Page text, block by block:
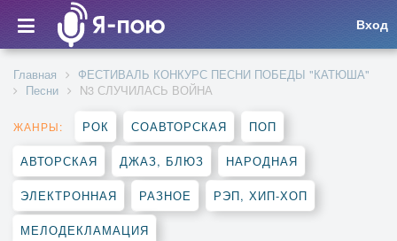
Вход
Главная
ФЕСТИВАЛЬ КОНКУРС ПЕСНИ ПОБЕДЫ "КАТЮША"
Песни
N3 СЛУЧИЛАСЬ ВОЙНА
ЖАНРЫ: РОК СОАВТОРСКАЯ ПОП
АВТОРСКАЯ ДЖАЗ, БЛЮЗ НАРОДНАЯ
ЭЛЕКТРОННАЯ РАЗНОЕ РЭП, ХИП-ХОП
МЕЛОДЕКЛАМАЦИЯ